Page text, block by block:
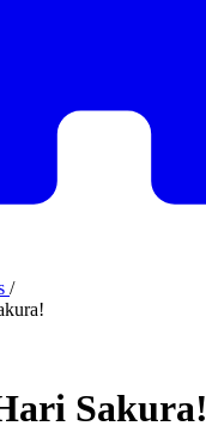
/
Sakura!